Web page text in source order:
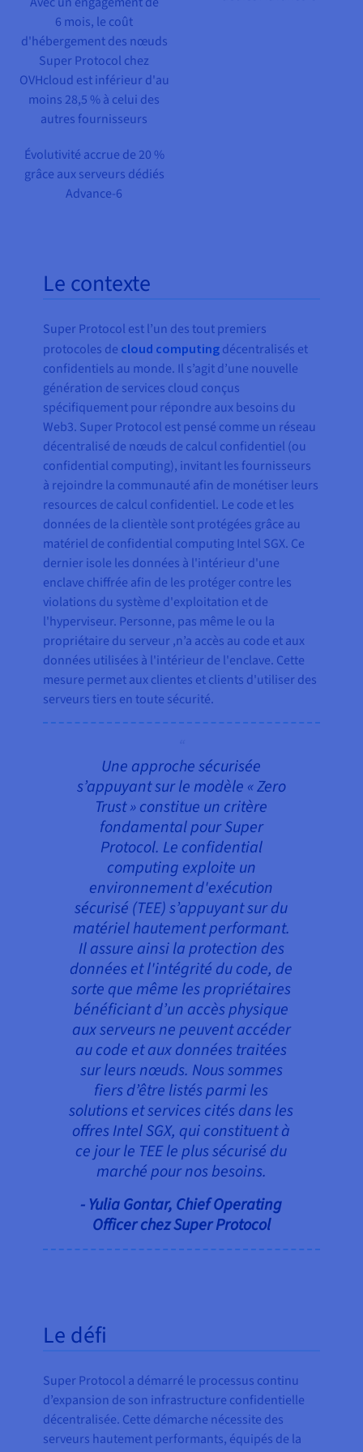
Disponibilités par régions
Documentation
Roadmap & Changelog
Roadmap & Changelog
Roadmap & Changelog
6 mois, le coût
d'hébergement des nœuds
Super Protocol chez
OVHcloud est inférieur d'au
moins 28,5 % à celui des
autres fournisseurs
Évolutivité accrue de 20 %
grâce aux serveurs dédiés
Advance-6
Le contexte
Super Protocol est l’un des tout premiers
protocoles de cloud computing décentralisés et
confidentiels au monde. Il s’agit d’une nouvelle
génération de services cloud conçus
spécifiquement pour répondre aux besoins du
Web3. Super Protocol est pensé comme un réseau
décentralisé de nœuds de calcul confidentiel (ou
confidential computing), invitant les fournisseurs
à rejoindre la communauté afin de monétiser leurs
resources de calcul confidentiel. Le code et les
données de la clientèle sont protégées grâce au
matériel de confidential computing Intel SGX. Ce
dernier isole les données à l'intérieur d'une
enclave chiffrée afin de les protéger contre les
violations du système d'exploitation et de
l'hyperviseur. Personne, pas même le ou la
propriétaire du serveur,n’a accès au code et aux
données utilisées à l'intérieur de l'enclave. Cette
mesure permet aux clientes et clients d'utiliser des
serveurs tiers en toute sécurité.
Une approche sécurisée
s’appuyant sur le modèle « Zero
Trust » constitue un critère
fondamental pour Super
Protocol. Le confidential
computing exploite un
environnement d'exécution
sécurisé (TEE) s’appuyant sur du
matériel hautement performant.
Il assure ainsi la protection des
données et l'intégrité du code, de
sorte que même les propriétaires
bénéficiant d’un accès physique
aux serveurs ne peuvent accéder
au code et aux données traitées
sur leurs nœuds. Nous sommes
fiers d’être listés parmi les
solutions et services cités dans les
offres Intel SGX, qui constituent à
ce jour le TEE le plus sécurisé du
marché pour nos besoins.
- Yulia Gontar, Chief Operating
Officer chez Super Protocol
Le défi
Super Protocol a démarré le processus continu
d’expansion de son infrastructure confidentielle
décentralisée. Cette démarche nécessite des
serveurs hautement performants, équipés de la